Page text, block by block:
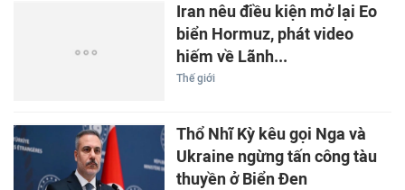
Iran nêu điều kiện mở lại Eo
biển Hormuz, phát video
hiếm về Lãnh...
Thế giới
Thổ Nhĩ Kỳ kêu gọi Nga và
Ukraine ngừng tấn công tàu
thuyền ở Biển Đen